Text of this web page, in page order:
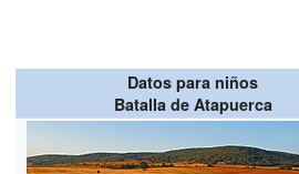
Datos para niños
Batalla de Atapuerca